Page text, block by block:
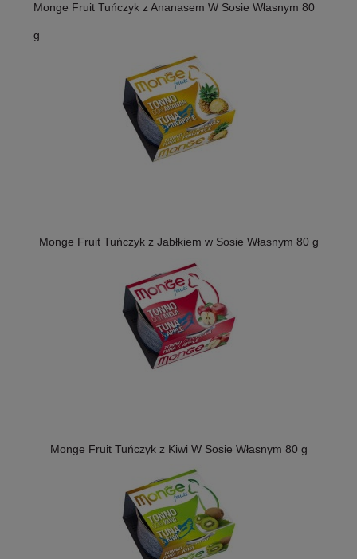
Monge Fruit Tuńczyk z Ananasem W Sosie Własnym 80
g
Monge Fruit Tuńczyk z Jabłkiem w Sosie Własnym 80 g
Monge Fruit Tuńczyk z Kiwi W Sosie Własnym 80 g